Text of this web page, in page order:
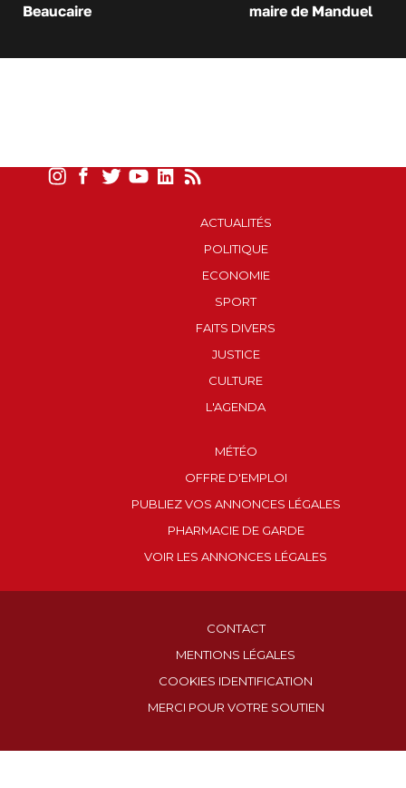
Beaucaire
maire de Manduel
ACTUALITÉS
POLITIQUE
ECONOMIE
SPORT
FAITS DIVERS
JUSTICE
CULTURE
L'AGENDA
MÉTÉO
OFFRE D'EMPLOI
PUBLIEZ VOS ANNONCES LÉGALES
PHARMACIE DE GARDE
VOIR LES ANNONCES LÉGALES
CONTACT
MENTIONS LÉGALES
COOKIES IDENTIFICATION
MERCI POUR VOTRE SOUTIEN